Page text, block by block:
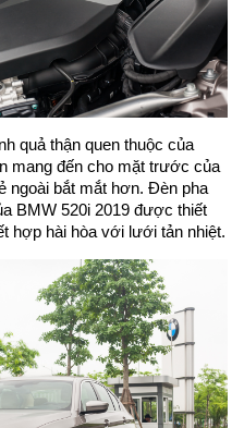
quả thận quen thuộc của
mang đến cho mặt trước của
ngoài bắt mắt hơn. Đèn pha
BMW 520i 2019 được thiết
hợp hài hòa với lưới tản nhiệt.